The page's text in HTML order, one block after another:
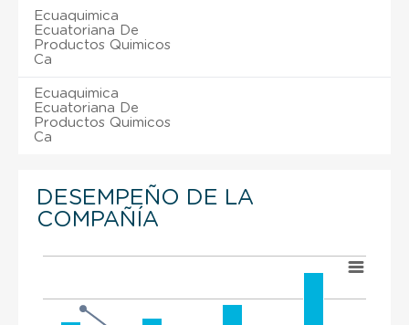
Ecuaquimica
Ecuatoriana De
Productos Quimicos
Ca
Ecuaquimica
Ecuatoriana De
Productos Quimicos
Ca
DESEMPEÑO DE LA
COMPAÑÍA